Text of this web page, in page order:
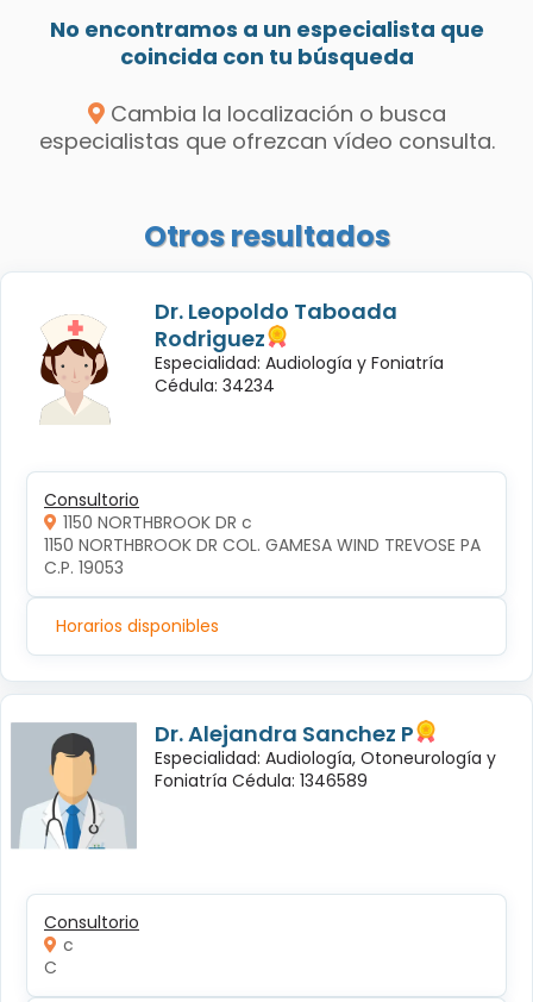
No encontramos a un especialista que
coincida con tu búsqueda
Cambia la localización o busca
especialistas que ofrezcan vídeo consulta.
Otros resultados
Dr. Leopoldo Taboada
Rodriguez
Especialidad: Audiología y Foniatría
Cédula: 34234
Consultorio
1150 NORTHBROOK DR c
1150 NORTHBROOK DR COL. GAMESA WIND TREVOSE PA
C.P. 19053
Horarios disponibles
Dr. Alejandra Sanchez P
Especialidad: Audiología, Otoneurología y
Foniatría Cédula: 1346589
Consultorio
c
C